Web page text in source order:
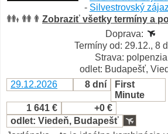
- Silvestrovský
Zobraziť všetky termíny a
Doprava:
Termíny od: 29.12., 8
Strava: polpenzia
odlet: Budapešť,
29.12.2026
8 dní
First
Minute
1 641 €
+0 €
odlet: Viedeň, Budapešť